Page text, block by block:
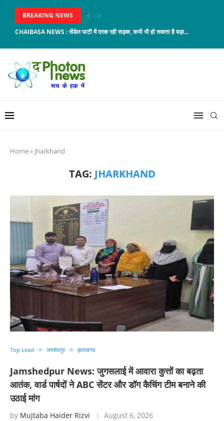
BREAKING NEWS
CHAIBASA NEWS : सेंडेल घाटी में दरक रही सड़क, कभी भी हो सकता है बड़ा...
Home» jharkhand
TAG: JHARKHAND
Top Lead जमशेदपुर झारखण्ड
Jamshedpur News: जुगसलाई में आवारा कुत्तों का बढ़ता
आतंक, वार्ड पार्षदों ने ABC सेंटर और डॉग कैचिंग टीम बनाने की
उठाई मांग
by Mujtaba Haider Rizvi August 6, 2026